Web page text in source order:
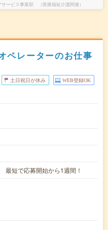
ービス事業部 （医療福祉介護関連）
ペレーターのお仕事
土日祝日が休み WEB登録OK
短で応募開始から1週間！